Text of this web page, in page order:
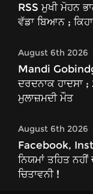
RSS ਮੁਖੀ ਮੋਹਨ
ਵੱਡਾ ਬਿਆਨ ;
August 6th 2026
Mandi
ਦਰਦਨਾਕ ਹਾਦਸਾ
ਮੁਲਾਜ਼ਮਦੀ ਮੌਤ
August 6th 2026
Facebook,
ਨਿਯਮਾਂ ਤਹਿਤ
ਚਿਤਾਵਨੀ !